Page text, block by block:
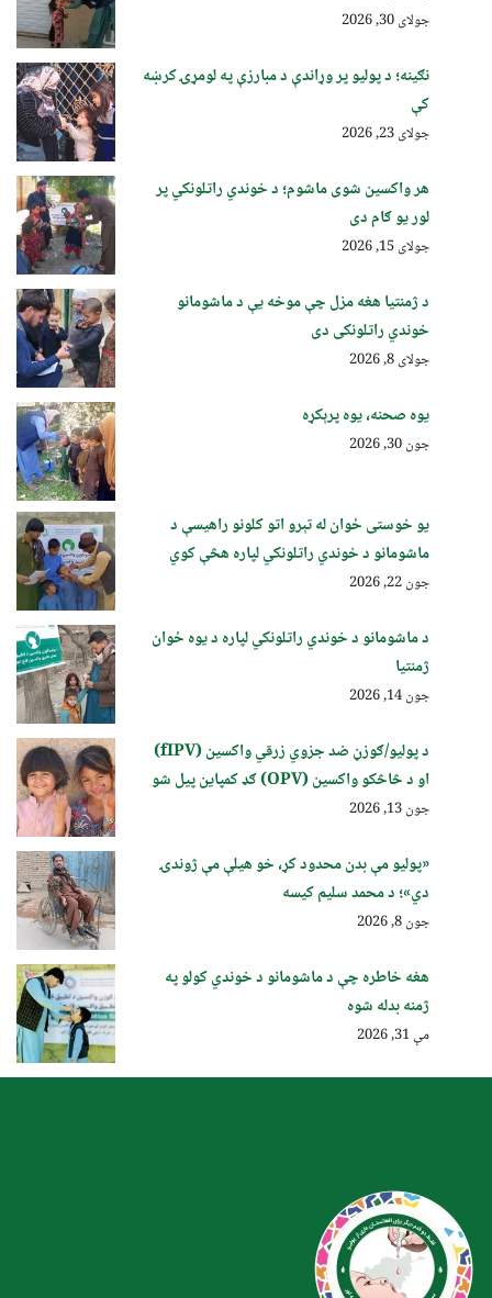
جولای 30, 2026
نګینه؛ د پولیو پر وړاندې د مبارزې په لومړۍ کرښه
کې
جولای 23, 2026
هر واکسین شوی ماشوم؛ د خوندي راتلونکي پر
لور یو ګام دی
جولای 15, 2026
د ژمنتیا هغه مزل چې موخه یې د ماشومانو
خوندي راتلونکی دی
جولای 8, 2026
یوه صحنه، یوه پرېکړه
جون 30, 2026
یو خوستی ځوان له تېرو اتو کلونو راهیسې د
ماشومانو د خوندي راتلونکي لپاره هڅې کوي
جون 22, 2026
د ماشومانو د خوندي راتلونکي لپاره د یوه ځوان
ژمنتیا
جون 14, 2026
د پولیو/ګوزڼ ضد جزوي زرقي واکسین (fIPV)
او د څاڅکو واکسین (OPV) ګډ کمپاین پيل شو
جون 13, 2026
«پولیو مې بدن محدود کړ، خو هیلې مې ژوندۍ
دي»؛ د محمد سلیم کیسه
جون 8, 2026
هغه خاطره چې د ماشومانو د خوندي کولو په
ژمنه بدله شوه
مې 31, 2026